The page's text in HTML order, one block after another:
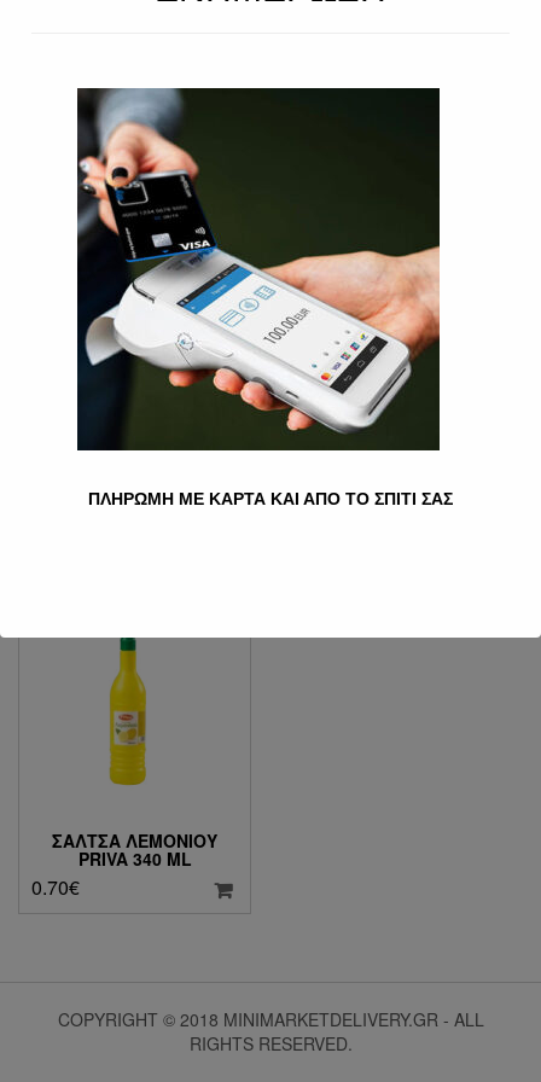
Ξύδια/Λεμόνια
Εμφάνιση όλων των 3 αποτελεσμάτων
ΞΎΔΙ PRIVA 400 ML ΞΎΔΙ ΤΡΙΠΟΔΆΚΗΣ 2 LT
ΣΆΛΤΣΑ ΛΕΜΟΝΙΟΎ
PRIVA 340 ML
0.70€
COPYRIGHT © 2018 MINIMARKETDELIVERY.GR - ALL
RIGHTS RESERVED.
ΠΛΗΡΩΜΗ ΜΕ ΚΑΡΤΑ ΚΑΙ ΑΠΟ ΤΟ ΣΠΙΤΙ ΣΑΣ